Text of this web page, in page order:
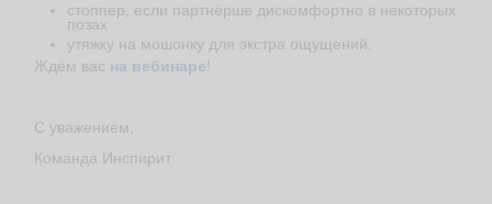
стоппер, если партнёрше дискомфортно в некоторых
позах
утяжку на мошонку для экстра ощущений.
Ждём вас на вебинаре
С уважением,
Команда Инспирит